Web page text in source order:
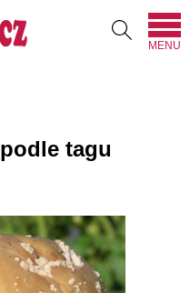
MENU
tagu